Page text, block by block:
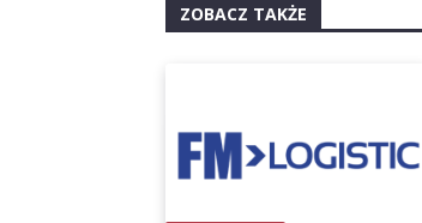
ZOBACZ TAKŻE